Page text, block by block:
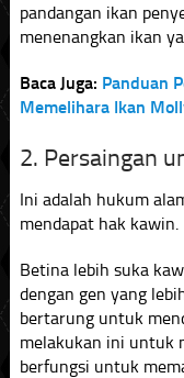
pandangan ikan
menenangkan ikan
Baca Juga: Panduan
Memelihara Ikan
2. Persaingan
Ini adalah hukum
mendapat hak kawin.
Betina lebih suka
dengan gen yang
bertarung untuk
melakukan ini untuk
berfungsi untuk